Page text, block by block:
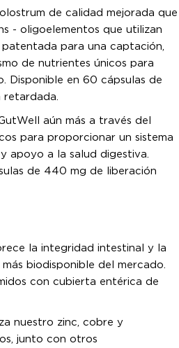
de calidad mejorada que
- oligoelementos que utilizan
para una captación,
de nutrientes únicos para
Disponible en 60 cápsulas de
aún más a través del
para proporcionar un sistema
apoyo a la salud digestiva.
de 440 mg de liberación
la integridad intestinal y la
biodisponible del mercado.
con cubierta entérica de
nuestro zinc, cobre y
junto con otros